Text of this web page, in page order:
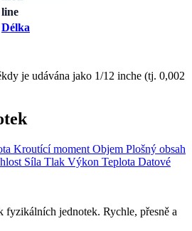
line
Délka
je udávána jako 1/12 inche (tj. 0,002
Kroutící moment Objem Plošný obsah
Síla Tlak Výkon Teplota Datové
jednotek. Rychle, přesně a